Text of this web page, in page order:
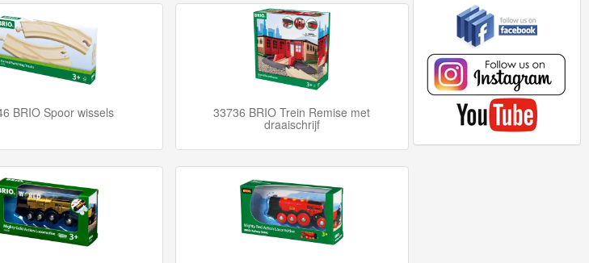
BRIO Spoor wissels 33736 BRIO Trein Remise met
draaischrijf